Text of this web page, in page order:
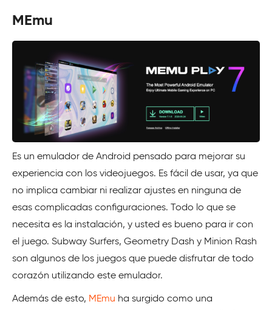
MEmu
Es un emulador de Android pensado para mejorar su
experiencia con los videojuegos. Es fácil de usar, ya que
no implica cambiar ni realizar ajustes en ninguna de
esas complicadas configuraciones. Todo lo que se
necesita es la instalación, y usted es bueno para ir con
el juego. Subway Surfers, Geometry Dash y Minion Rash
son algunos de los juegos que puede disfrutar de todo
corazón utilizando este emulador.
Además de esto, MEmu ha surgido como una